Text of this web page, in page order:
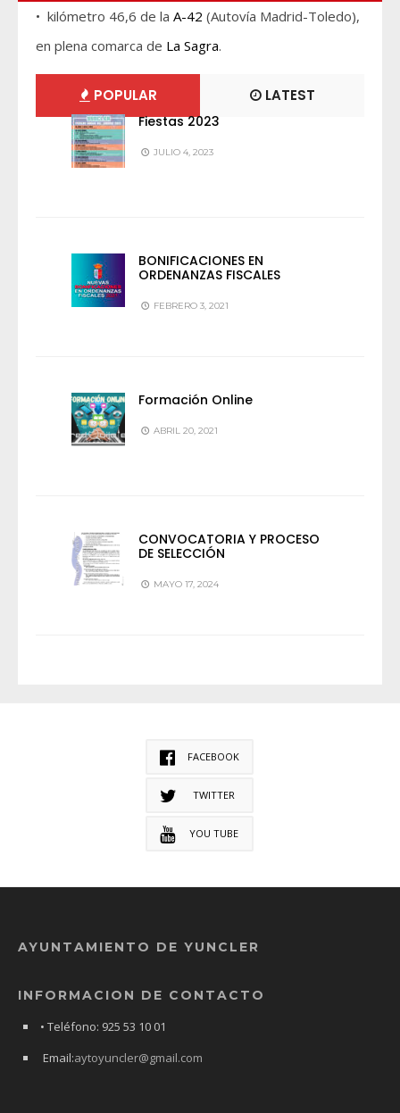
• kilómetro 46,6 de la A-42 (Autovía Madrid-Toledo),
en plena comarca de La Sagra.
POPULAR LATEST
Fiestas 2023
JULIO 4, 2023
BONIFICACIONES EN
ORDENANZAS FISCALES
FEBRERO 3, 2021
Formación Online
ABRIL 20, 2021
CONVOCATORIA Y PROCESO
DE SELECCIÓN
MAYO 17, 2024
FACEBOOK
TWITTER
YOU TUBE
AYUNTAMIENTO DE YUNCLER
INFORMACION DE CONTACTO
• Teléfono: 925 53 10 01
Email:aytoyuncler@gmail.com